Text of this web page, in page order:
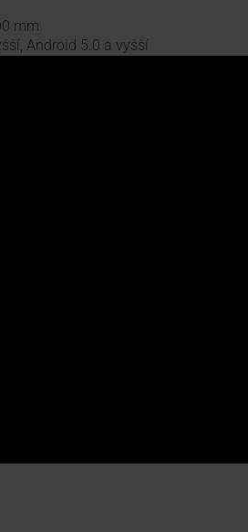
mm
Android 5.0 a vyšší